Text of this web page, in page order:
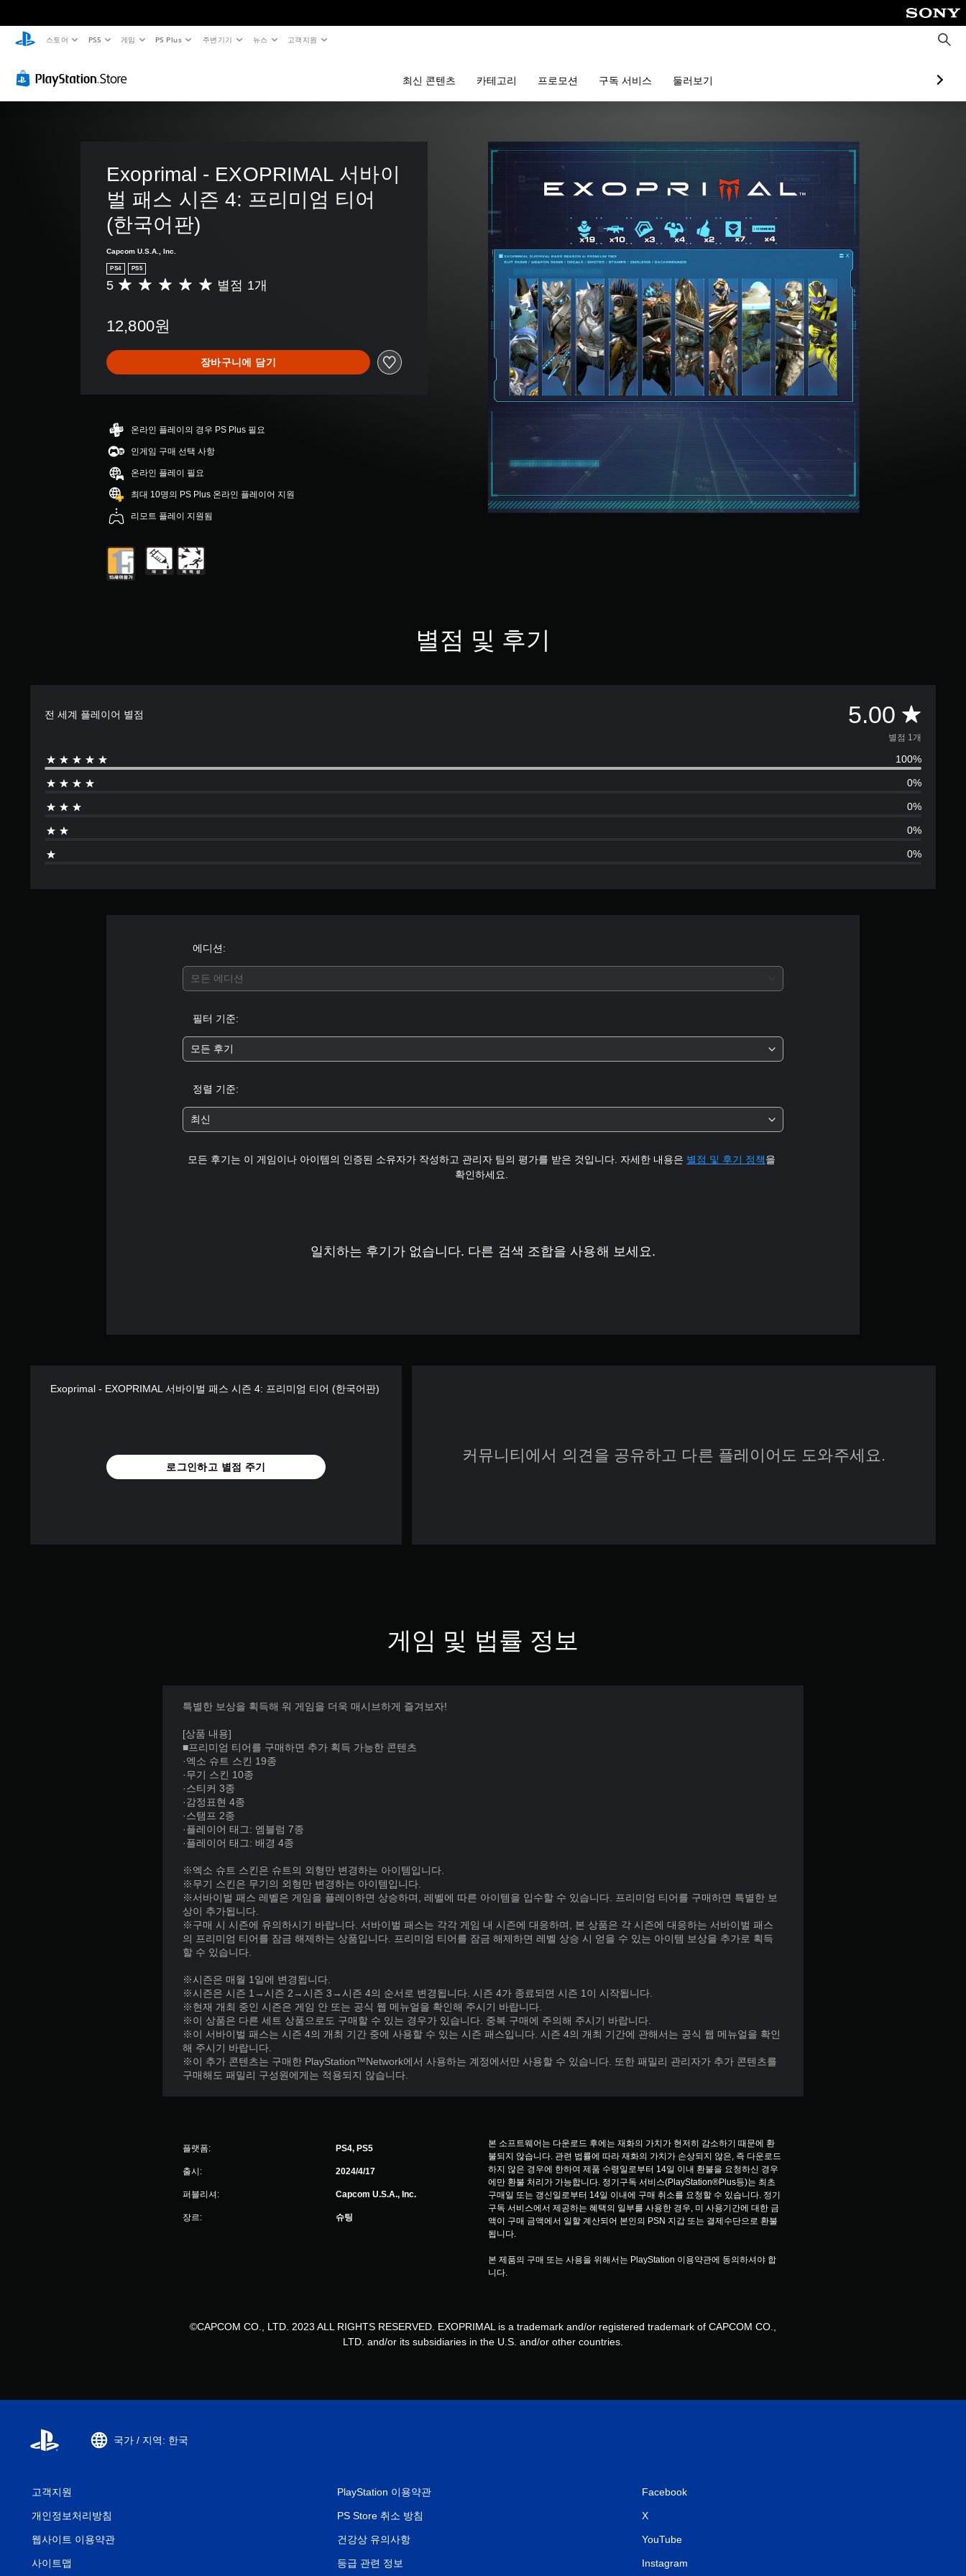
스토어 PS5 게임 PS Plus 주변기기 뉴스 고객지원
검
색
최신 콘텐츠 카테고리 프로모션 구독 서비스 둘러보기
Exoprimal - EXOPRIMAL 서바이
벌 패스 시즌 4: 프리미엄 티어
(한국어판)
Capcom U.S.A., Inc.
PS4 PS5
총
점
로
부
5
별
중
평
5
개
5 별점 1개
12,800원
장바구니에 담기
온라인 플레이의 경우 PS Plus 필요
인게임 구매 선택 사항
온라인 플레이 필요
최대 10명의 PS Plus 온라인 플레이어 지원
리모트 플레이 지원됨
별점 및 후기
전 세계 플레이어 별점 5.00 총
1
별
점
으
로
부
별점 1개
100%
0%
0%
0%
0%
에디션:
모든 에디션
필터 기준:
모든 후기
정렬 기준:
최신
모든 후기는 이 게임이나 아이템의 인증된 소유자가 작성하고 관리자 팀의 평가를 받은 것입니다. 자세한 내용은 별점 및 후기 정책을
확인하세요.
일치하는 후기가 없습니다. 다른 검색 조합을 사용해 보세요.
Exoprimal - EXOPRIMAL 서바이벌 패스 시즌 4: 프리미엄 티어 (한국어판)
로그인하고 별점 주기
커뮤니티에서 의견을 공유하고 다른 플레이어도 도와주세요.
게임 및 법률 정보
특별한 보상을 획득해 워 게임을 더욱 매시브하게 즐겨보자!
[상품 내용]
■프리미엄 티어를 구매하면 추가 획득 가능한 콘텐츠
·엑소 슈트 스킨 19종
·무기 스킨 10종
·스티커 3종
·감정표현 4종
·스탬프 2종
·플레이어 태그: 엠블럼 7종
·플레이어 태그: 배경 4종
※엑소 슈트 스킨은 슈트의 외형만 변경하는 아이템입니다.
※무기 스킨은 무기의 외형만 변경하는 아이템입니다.
※서바이벌 패스 레벨은 게임을 플레이하면 상승하며, 레벨에 따른 아이템을 입수할 수 있습니다. 프리미엄 티어를 구매하면 특별한 보
상이 추가됩니다.
※구매 시 시즌에 유의하시기 바랍니다. 서바이벌 패스는 각각 게임 내 시즌에 대응하며, 본 상품은 각 시즌에 대응하는 서바이벌 패스
의 프리미엄 티어를 잠금 해제하는 상품입니다. 프리미엄 티어를 잠금 해제하면 레벨 상승 시 얻을 수 있는 아이템 보상을 추가로 획득
할 수 있습니다.
※시즌은 매월 1일에 변경됩니다.
※시즌은 시즌 1→시즌 2→시즌 3→시즌 4의 순서로 변경됩니다. 시즌 4가 종료되면 시즌 1이 시작됩니다.
※현재 개최 중인 시즌은 게임 안 또는 공식 웹 메뉴얼을 확인해 주시기 바랍니다.
※이 상품은 다른 세트 상품으로도 구매할 수 있는 경우가 있습니다. 중복 구매에 주의해 주시기 바랍니다.
※이 서바이벌 패스는 시즌 4의 개최 기간 중에 사용할 수 있는 시즌 패스입니다. 시즌 4의 개최 기간에 관해서는 공식 웹 메뉴얼을 확인
해 주시기 바랍니다.
※이 추가 콘텐츠는 구매한 PlayStation™Network에서 사용하는 계정에서만 사용할 수 있습니다. 또한 패밀리 관리자가 추가 콘텐츠를
구매해도 패밀리 구성원에게는 적용되지 않습니다.
플랫폼: PS4, PS5
출시: 2024/4/17
퍼블리셔: Capcom U.S.A., Inc.
장르: 슈팅
본 소프트웨어는 다운로드 후에는 재화의 가치가 현저히 감소하기 때문에 환
불되지 않습니다. 관련 법률에 따라 재화의 가치가 손상되지 않은, 즉 다운로드
하지 않은 경우에 한하여 제품 수령일로부터 14일 이내 환불을 요청하신 경우
에만 환불 처리가 가능합니다. 정기구독 서비스(PlayStation®Plus등)는 최초
구매일 또는 갱신일로부터 14일 이내에 구매 취소를 요청할 수 있습니다. 정기
구독 서비스에서 제공하는 혜택의 일부를 사용한 경우, 미 사용기간에 대한 금
액이 구매 금액에서 일할 계산되어 본인의 PSN 지갑 또는 결제수단으로 환불
됩니다.
본 제품의 구매 또는 사용을 위해서는 PlayStation 이용약관에 동의하셔야 합
니다.
©CAPCOM CO., LTD. 2023 ALL RIGHTS RESERVED. EXOPRIMAL is a trademark and/or registered trademark of CAPCOM CO.,
LTD. and/or its subsidiaries in the U.S. and/or other countries.
국가 / 지역: 한국
고객지원
개인정보처리방침
웹사이트 이용약관
사이트맵
PlayStation 이용약관
PS Store 취소 방침
건강상 유의사항
등급 관련 정보
Facebook
X
YouTube
Instagram